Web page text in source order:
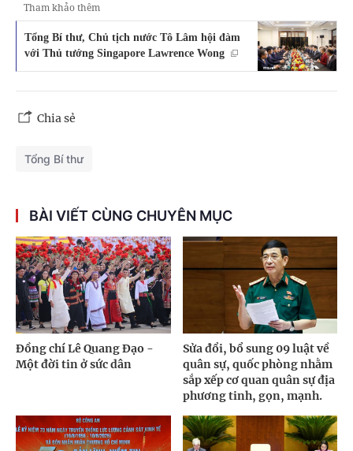
Tham khảo thêm
Tổng Bí thư, Chủ tịch nước Tô Lâm hội đàm
với Thủ tướng Singapore Lawrence Wong
Chia sẻ
Tổng Bí thư
BÀI VIẾT CÙNG CHUYÊN MỤC
Đồng chí Lê Quang Đạo -
Một đời tin ở sức dân
Sửa đổi, bổ sung 09 luật về
quân sự, quốc phòng nhằm
sắp xếp cơ quan quân sự địa
phương tinh, gọn, mạnh.